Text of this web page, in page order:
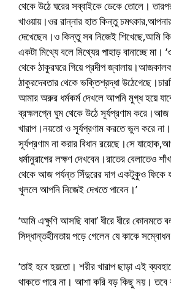
থেকে উঠে ঘরের সব্বাইকে ডেকে তোলে।
খাওয়ায়।ওর রান্নার হাত কিন্তু
দেখেছেন।ও কিন্তু সব নিজেই শিখেছে,আমি
একটা মিথ্যে বলে মিথ্যের পাহাড় বানাচ্ছে মা।
থেকে ঠাকুরঘরে গিয়ে প্রদীপ
ঠাকুরদেবতার থেকে ভক্তিশ্রদ্ধা
আমার অরুর ধর্মকর্ম দেখলে আপনি মুগ্ধ হয়ে
ব্রহ্মলগ্নে ঘুম থেকে উঠে সূর্যপ্রণাম করে।আজ
খারাপ।নয়তো ও সূর্যপ্রণাম করতে ভুল করে না।
সূর্যপ্রণাম না করার বিধান রয়েছে।সে
ধর্মানুরাগের লক্ষণ দেখবেন।রাতের বেলাতেও
থেকে আজ পর্যন্ত সিঁদুরের দাগ একটুকুও ফিকে
খুললে আপনি নিজেই দেখতে পাবেন।’
‘আমি এক্ষুণি আসছি বাবা’ ধীরে ধীরে
সিদ্ধান্তহীনতায় পড়ে গেলেন যে কাকে
‘তাই হবে হয়তো। শরীর খারাপ ছাড়া এই
থাকতে পারে না। আশা করি বড় কিছু নয়। তবে